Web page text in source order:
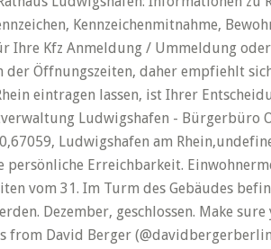
Kennzeichenmitnahme,
Ihre Kfz Anmeldung / Ummeldung
der Öffnungszeiten, daher empfiehlt
eintragen lassen, ist Ihrer
Ludwigshafen - Bürgerbüro
Ludwigshafen am
Erreichbarkeit.
vom 31. Im Turm des Gebäudes
Dezember, geschlossen. Make
from David Berger